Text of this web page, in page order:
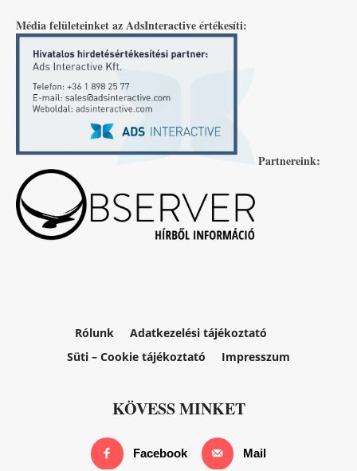
Média felületeinket az AdsInteractive értékesíti:
Partnereink:
Rólunk
Adatkezelési tájékoztató
Süti – Cookie tájékoztató
Impresszum
KÖVESS MINKET
Facebook Mail